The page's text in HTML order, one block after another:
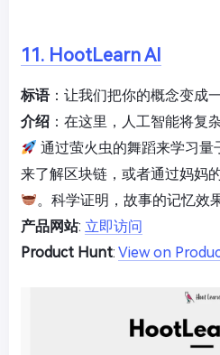
11. HootLearn AI
标语：让我们把你的概念变成
介绍 ：在这里，人工智能将复
通过萤火虫的舞蹈来学习量
来了解区块链，或者通过妈妈
。科学证明，故事的记忆效
产品网站: 立即访问
Product Hunt: View on